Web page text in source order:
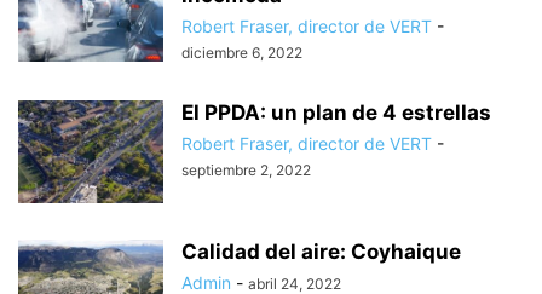
Robert Fraser, director de VERT -
diciembre 6, 2022
El PPDA: un plan de 4 estrellas
Robert Fraser, director de VERT -
septiembre 2, 2022
Calidad del aire: Coyhaique
Admin - abril 24, 2022